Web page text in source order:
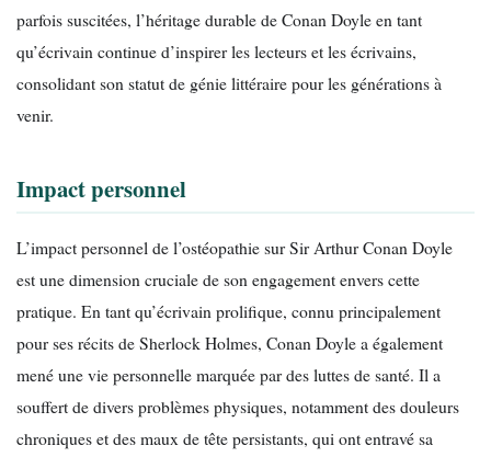
parfois suscitées, l’héritage durable de Conan Doyle en tant
qu’écrivain continue d’inspirer les lecteurs et les écrivains,
consolidant son statut de génie littéraire pour les générations à
venir.
Impact personnel
L’impact personnel de l’ostéopathie sur Sir Arthur Conan Doyle
est une dimension cruciale de son engagement envers cette
pratique. En tant qu’écrivain prolifique, connu principalement
pour ses récits de Sherlock Holmes, Conan Doyle a également
mené une vie personnelle marquée par des luttes de santé. Il a
souffert de divers problèmes physiques, notamment des douleurs
chroniques et des maux de tête persistants, qui ont entravé sa